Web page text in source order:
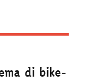
di bike-